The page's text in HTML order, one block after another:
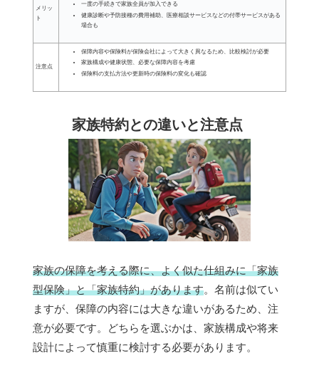
メリッ
ト
一度の手続きで家族全員が加入できる
健康診断や予防接種の費用補助、医療相談サービスなどの付帯サービスがある
場合も
注意点
保障内容や保険料が保険会社によって大きく異なるため、比較検討が必要
家族構成や健康状態、必要な保障内容を考慮
保険料の支払方法や更新時の保険料の変化も確認
家族特約との違いと注意点
家族の保障を考える際に、よく似た仕組みに「家族
型保険」と「家族特約」があります。名前は似てい
ますが、保障の内容には大きな違いがあるため、注
意が必要です。どちらを選ぶかは、家族構成や将来
設計によって慎重に検討する必要があります。